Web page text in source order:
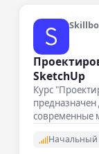
SketchUp
Курс
предназначен
современные
Начальный